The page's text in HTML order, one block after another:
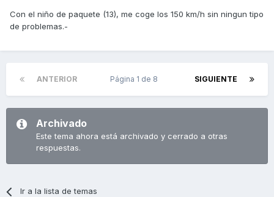
Con el niño de paquete (13), me coge los 150 km/h sin ningun tipo
de problemas.-
ANTERIOR SIGUIENTE
Página 1 de 8
Archivado
Este tema ahora está archivado y cerrado a otras
respuestas.
Ir a la lista de temas